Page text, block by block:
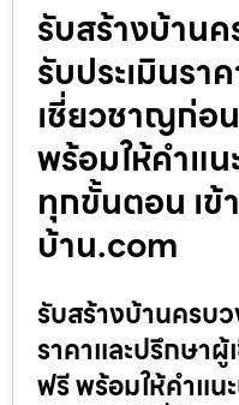
รับสร้างบ้าน
รับประเมินรา
เชี่ยวชาญก่อ
พร้อมให้คำแน
ทุกขั้นตอน เข้
บ้าน.com
รับสร้างบ้านครบ
ราคาและปรึกษา
ฟรี พร้อมให้คำแน